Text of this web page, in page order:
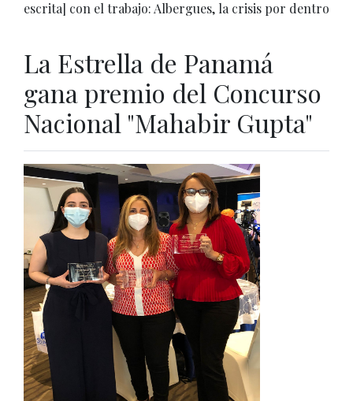
escrita] con el trabajo: Albergues, la crisis por dentro
La Estrella de Panamá
gana premio del Concurso
Nacional "Mahabir Gupta"